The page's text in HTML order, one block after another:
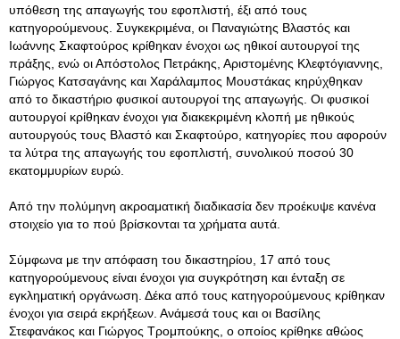
υπόθεση της απαγωγής του εφοπλιστή, έξι από τους
κατηγορούμενους. Συγκεκριμένα, οι Παναγιώτης Βλαστός και
Ιωάννης Σκαφτούρος κρίθηκαν ένοχοι ως ηθικοί αυτουργοί της
πράξης, ενώ οι Απόστολος Πετράκης, Αριστομένης Κλεφτόγιαννης,
Γιώργος Κατσαγάνης και Χαράλαμπος Μουστάκας κηρύχθηκαν
από το δικαστήριο φυσικοί αυτουργοί της απαγωγής. Οι φυσικοί
αυτουργοί κρίθηκαν ένοχοι για διακεκριμένη κλοπή με ηθικούς
αυτουργούς τους Βλαστό και Σκαφτούρο, κατηγορίες που αφορούν
τα λύτρα της απαγωγής του εφοπλιστή, συνολικού ποσού 30
εκατομμυρίων ευρώ.
Από την πολύμηνη ακροαματική διαδικασία δεν προέκυψε κανένα
στοιχείο για το πού βρίσκονται τα χρήματα αυτά.
Σύμφωνα με την απόφαση του δικαστηρίου, 17 από τους
κατηγορούμενους είναι ένοχοι για συγκρότηση και ένταξη σε
εγκληματική οργάνωση. Δέκα από τους κατηγορούμενους κρίθηκαν
ένοχοι για σειρά εκρήξεων. Ανάμεσά τους και οι Βασίλης
Στεφανάκος και Γιώργος Τρομπούκης, ο οποίος κρίθηκε αθώος